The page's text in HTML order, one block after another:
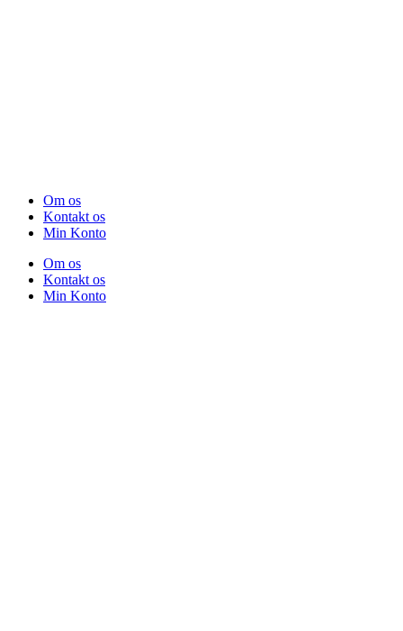
Om os
Kontakt os
Min Konto
Om os
Kontakt os
Min Konto